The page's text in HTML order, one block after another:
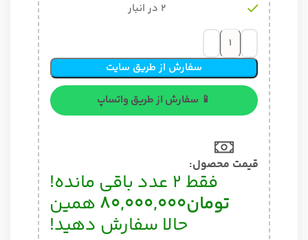
2 در انبار
سفارش از طریق سایت
📱 سفارش از طریق واتساپ
قیمت محصول:​
فقط 2 عدد باقی مانده!
تومان80,000,000 همین
حالا سفارش دهید!